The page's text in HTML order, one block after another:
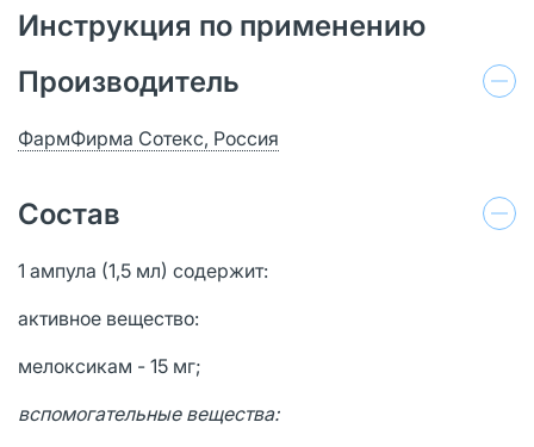
Инструкция по применению
Производитель
ФармФирма Сотекс, Россия
Состав
1 ампула (1,5 мл) содержит:
активное вещество:
мелоксикам - 15 мг;
вспомогательные вещества: